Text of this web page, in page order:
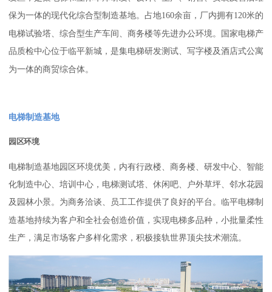
保为一体的现代化综合型制造基地。占地160余亩，厂内拥有120米的
电梯试验塔、综合型生产车间、商务楼等先进办公环境。 国家电梯产
品质检中心位于临平新城，是集电梯研发测试、写字楼及酒店式公寓
为一体的商贸综合体。
电梯制造基地
园区环境
电梯制造基地园区环境优美，内有行政楼、商务楼、研发中心、智能
化制造中心、培训中心，电梯测试塔、休闲吧、户外草坪、邻水花园
及园林小景。为商务洽谈、员工工作提供了良好的平台。临平电梯制
造基地持续为客户和全社会创造价值，实现电梯多品种，小批量柔性
生产，满足市场客户多样化需求，积极接轨世界顶尖技术潮流。